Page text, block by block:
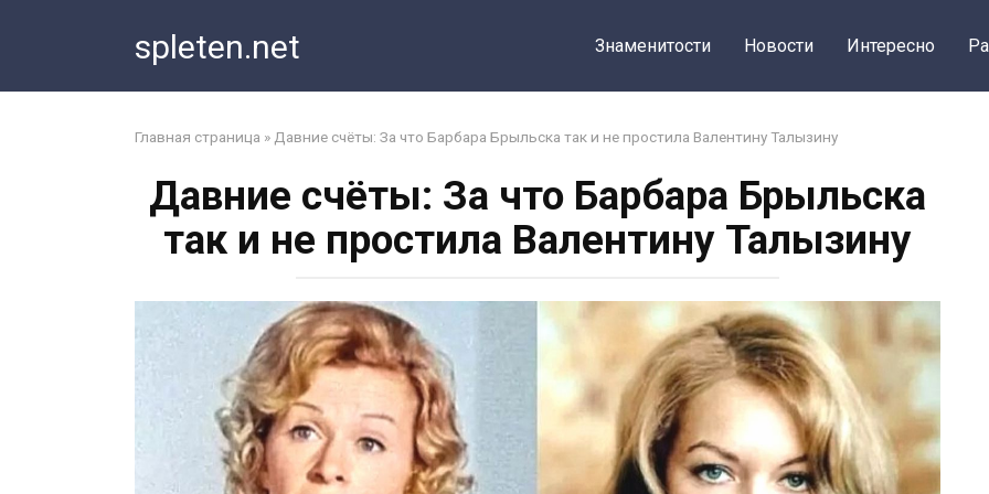
spleten.net Знаменитости Новости Интересно
Главная страница » Давние счёты: За что Барбара Брыльска так и не простила Валентину Талызину
Давние счёты: За что Барбара Брыльска
так и не простила Валентину Талызину